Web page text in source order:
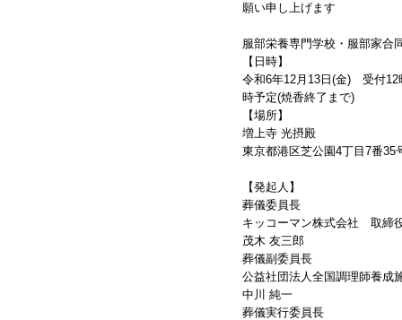
願い申し上げます
服部栄養専門学校・服部家合
【日時】
令和6年12月13日(金) 受付12
時予定(焼香終了まで)
【場所】
増上寺 光摂殿
東京都港区芝公園4丁目7番35
【発起人】
葬儀委員長
キッコーマン株式会社 取締
茂木 友三郎
葬儀副委員長
公益社団法人全国調理師養成
中川 純一
葬儀実行委員長